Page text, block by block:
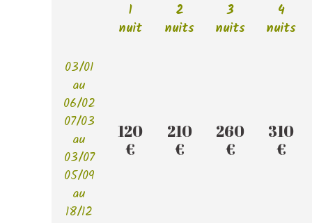
1
nuit
2
nuits
3
nuits
4
nuits
03/01
au
06/02
07/03
au
03/07
05/09
au
18/12
120
€
210
€
260
€
310
€